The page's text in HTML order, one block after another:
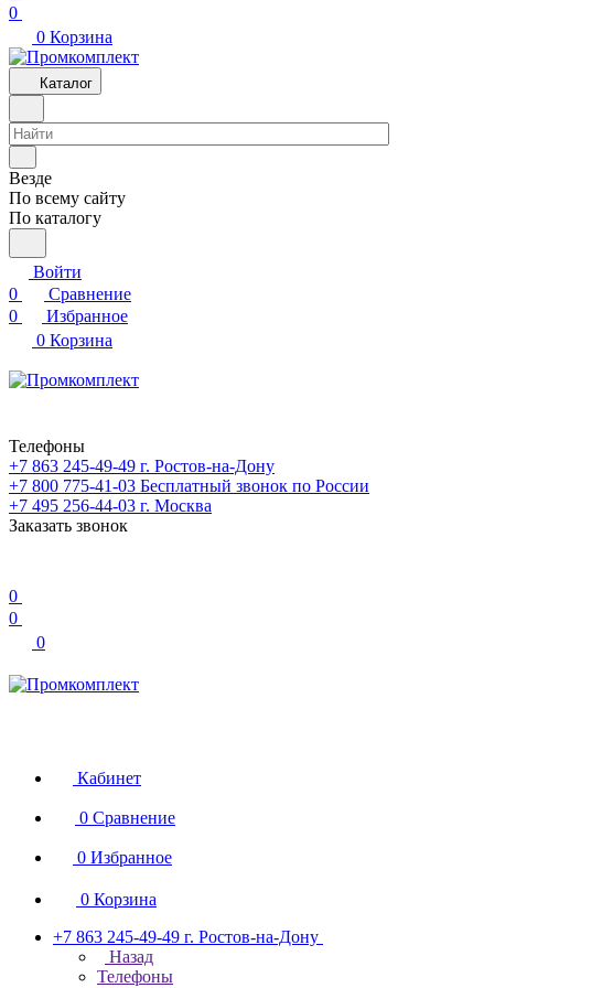
0
0 Корзина
Каталог
Везде
По всему сайту
По каталогу
Войти
0
Сравнение
0
Избранное
0 Корзина
Телефоны
+7 863 245-49-49 г. Ростов-на-Дону
+7 800 775-41-03 Бесплатный звонок по России
+7 495 256-44-03 г. Москва
Заказать звонок
0
0
0
Кабинет
0 Сравнение
0 Избранное
0 Корзина
+7 863 245-49-49 г. Ростов-на-Дону
Назад
Телефоны